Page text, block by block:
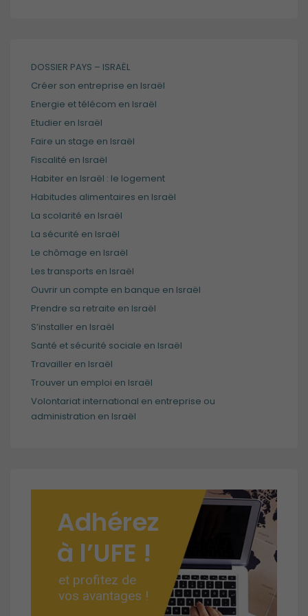
DOSSIER PAYS – ISRAËL
Créer son entreprise en Israël
Energie et télécom en Israël
Etudier en Israël
Faire un stage en Israël
Fiscalité en Israël
Habiter en Israël : le logement
Habitudes alimentaires en Israël
La scolarité en Israël
La sécurité en Israël
Le chômage en Israël
Les transports en Israël
Ouvrir un compte en banque en Israël
Prendre sa retraite en Israël
S’installer en Israël
Santé et sécurité sociale en Israël
Travailler en Israël
Trouver un emploi en Israël
Volontariat international en entreprise ou
administration en Israël
Adhérez
à l’UFE !
et profitez de
vos avantages !